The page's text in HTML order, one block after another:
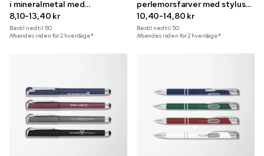
i mineralmetal med
rødguldfarvede detaljer og
stylus
8,10-13,40 kr
Bestil ned til 50
Afsendes inden for 2 hverdage*
perlemorsfarver med stylus
og indgravering
10,40-14,80 kr
Bestil ned til 50
Afsendes inden for 2 hverdage*